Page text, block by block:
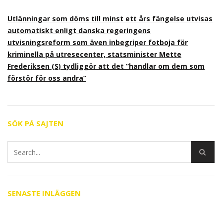
Utlänningar som döms till minst ett års fängelse utvisas
automatiskt enligt danska regeringens
utvisningsreform som även inbegriper fotboja för
kriminella på utresecenter, statsminister Mette
Frederiksen (S) tydliggör att det ”handlar om dem som
förstör för oss andra”
SÖK PÅ SAJTEN
SENASTE INLÄGGEN